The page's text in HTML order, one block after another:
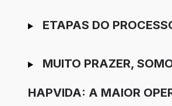
ETAPAS DO
MUITO PRAZER,
HAPVIDA: A MAIOR